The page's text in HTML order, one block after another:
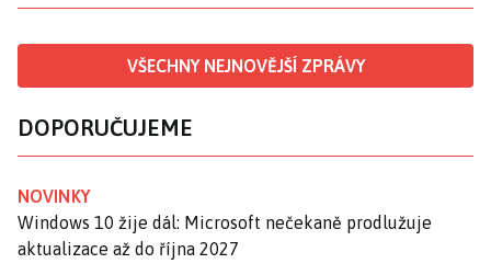
VŠECHNY NEJNOVĚJŠÍ ZPRÁVY
DOPORUČUJEME
NOVINKY
Windows 10 žije dál: Microsoft nečekaně prodlužuje
aktualizace až do října 2027